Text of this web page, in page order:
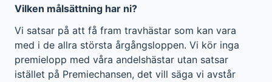
Vilken målsättning har ni?
Vi satsar på att få fram travhästar som kan vara
med i de allra största årgångsloppen. Vi kör inga
premielopp med våra andelshästar utan satsar
istället på Premiechansen, det vill säga vi avstår